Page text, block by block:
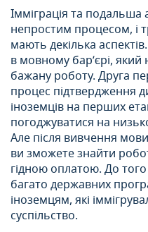
Імміграція та подальша
непростим процесом, і
мають декілька
в мовному бар’єрі,
бажану роботу. Друга
процес підтвердження
іноземців на перших
погоджуватися на
Але після вивчення
ви зможете знайти
гідною оплатою. До
багато державних
іноземцям, які
суспільство.